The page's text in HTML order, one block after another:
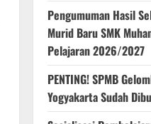
Pengumuman Hasil
Murid Baru SMK
Pelajaran 2026/2027
PENTING! SPMB
Yogyakarta Sudah